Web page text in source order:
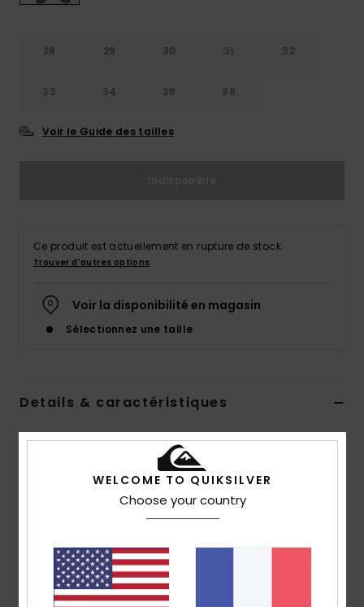
la FAQ
28 29 30 31 32
33 34 36 38
Voir le Guide des tailles
Ce produit est actuellement en rupture de stock.
Trouver d'autres options
Voir la disponibilité en magasin
Sélectionnez une taille
Details & caractéristiques
Short cargo Vert Homme
Code couleur
Caractéristiques
Délavage :délavage aux enzymes
Coupe :coupe Straight fit droite
Taille :taille fixe
WELCOME TO QUIKSILVER
Choose your country